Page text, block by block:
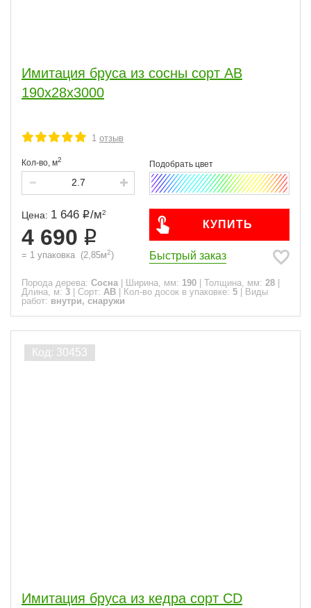
Имитация бруса из сосны сорт АВ
190x28x3000
1 отзыв
Кол-во, м2
Цена: 1 646 /м2
4 690
= 1 упаковка (2,85м2)
КУПИТЬ
Быстрый заказ
Порода дерева: Сосна Ширина, мм: 190 Толщина, мм: 28
Длина, м: 3 Сорт: АВ Кол-во досок в упаковке: 5
Виды
работ: внутри, снаружи
Имитация бруса из кедра сорт CD